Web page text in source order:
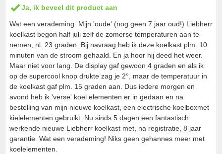
Ja, ik beveel dit product aan
Wat een verademing. Mijn 'oude' (nog geen 7 jaar oud!) Liebherr
koelkast begon half juli zelf de zomerse temperaturen aan te
nemen, nl. 23 graden. Bij navraag heb ik deze koelkast plm. 10
minuten van de stroom gehaald. En ja hoor hij deed het weer.
Maar niet voor lang. De display gaf gewoon 4 graden en als ik
op de supercool knop drukte zag je 2°, maar de temperatuur in
de koelkast gaf plm. 15 graden aan. Dus iedere morgen en
avond heb ik 'verse' koel elementen er in gedaan en na
bestelling van mijn nieuwe koelkast, een electrische koelboxmet
kielelementen gebruikt. Nu sinds 5 dagen een fantastisch
werkende nieuwe Liebherr koelkast met, na registratie, 8 jaar
garantie. Wat een verademing! Niks geen gehannes meer met
koelelementen.